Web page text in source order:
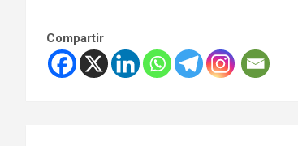
Compartir